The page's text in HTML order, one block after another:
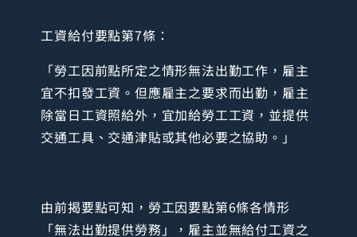
工資給付要點第7條：
「勞工因前點所定之情形無法出勤工作，雇主
宜不扣發工資。但應雇主之要求而出勤，雇主
除當日工資照給外，宜加給勞工工資，並提供
交通工具、交通津貼或其他必要之協助。」
由前揭要點可知，勞工因要點第6條各情形
「無法出勤提供勞務」，雇主並無給付工資之